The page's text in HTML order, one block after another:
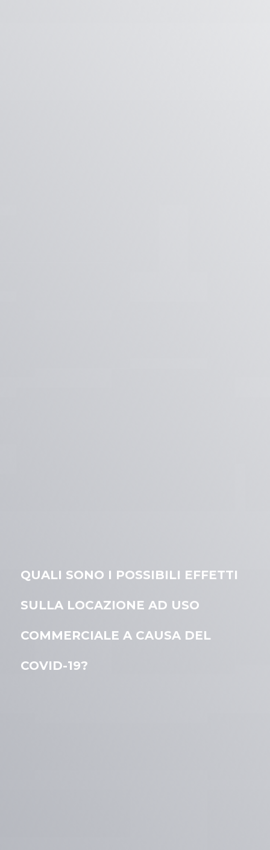
QUALI SONO I POSSIBILI EFFETTI
SULLA LOCAZIONE AD USO
COMMERCIALE A CAUSA DEL
COVID-19?